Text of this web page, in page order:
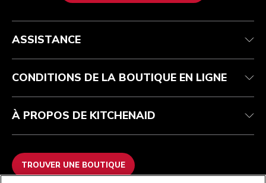
Health Check
Suivez votre commande
Garantie et documents
Recupel
Conditions générales de vente
Retours et remboursements
Imprint
ODR
La marque
Trouver une boutique
ASSISTANCE
CONDITIONS DE LA BOUTIQUE EN LIGNE
À PROPOS DE KITCHENAID
TROUVER UNE BOUTIQUE